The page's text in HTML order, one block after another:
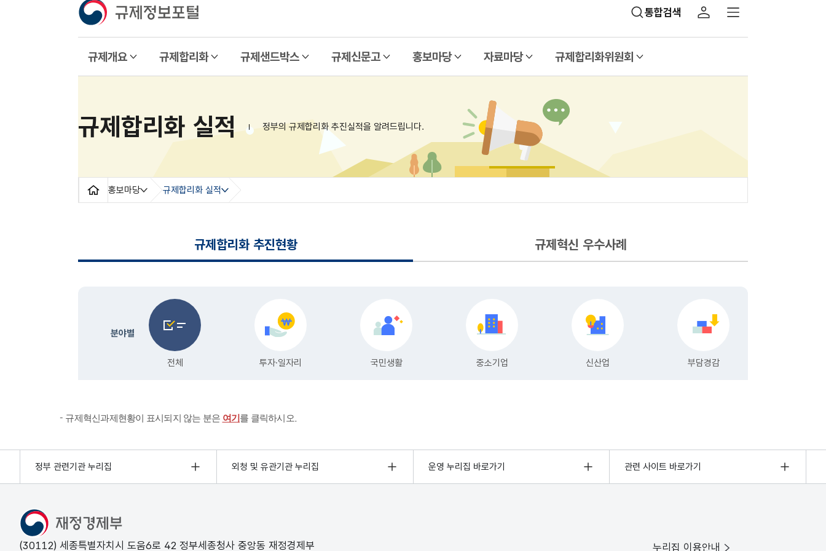
규제혁신과제현황이 표시되지 않는 분은 여기를 클릭하시오.
정부 관련기관 누리집 외청 및 유관기관 누리집 운영 누리집 바로가기 관련 사이트 바로가기
(30112) 세종특별자치시 도움6로 42 정부세종청사 중앙동 재정경제부 누리집 이용안내